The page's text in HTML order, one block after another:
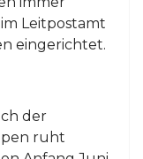
Leitpostamt
eingerichtet.
der
ruht